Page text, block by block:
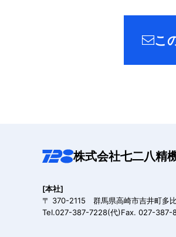
こ
株式会社七二八精
[本社]
〒 370-2115 群馬県高崎市吉井町多
TeI.027-387-7228(代)Fax. 027-387-